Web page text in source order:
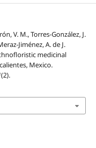
V. M., Torres-González, J.
Jiménez, A. de J.
medicinal
Mexico.
(2).